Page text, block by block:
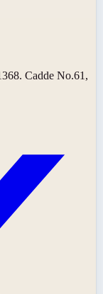
Cadde No.61,